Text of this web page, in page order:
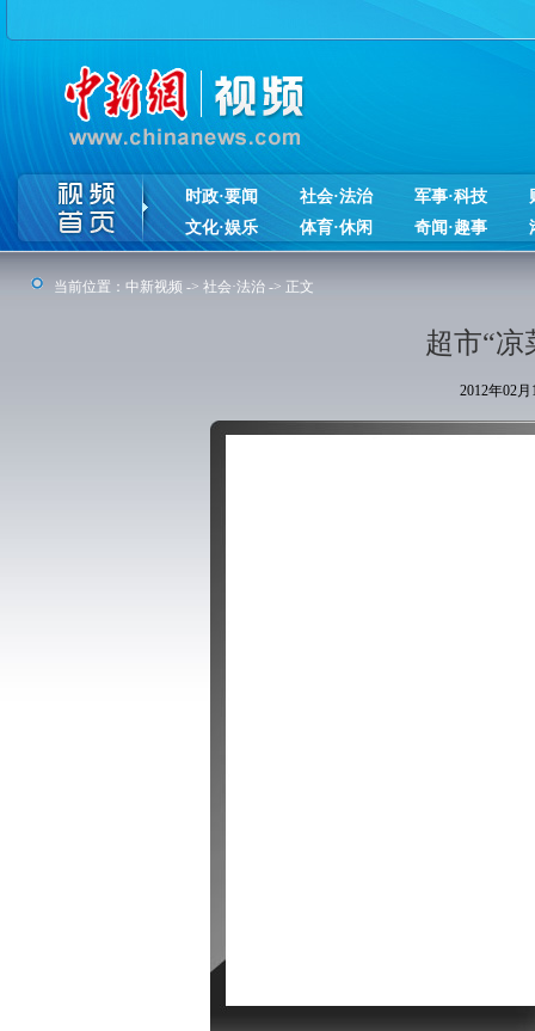
时政·要闻 社会·法治 军事·科技
文化·娱乐
体育·休闲 奇闻·趣事
当前位置： 中新视频 -> 社会·法治 -> 正文
超市“凉
2012年02